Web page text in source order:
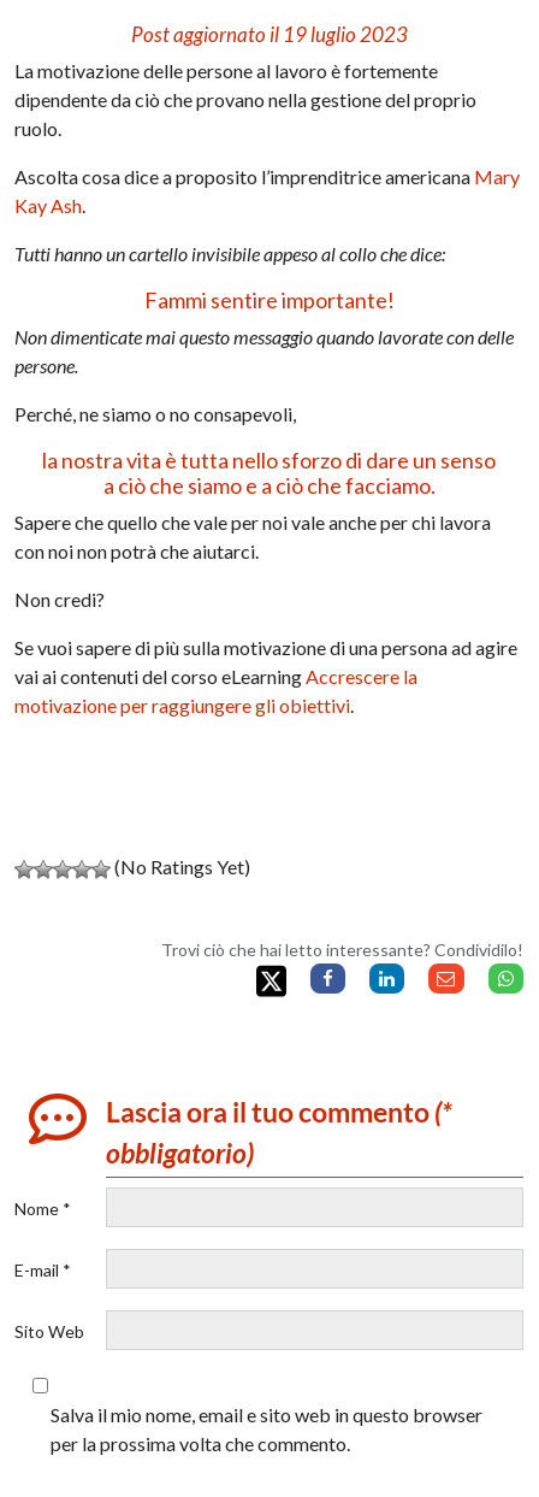
Post aggiornato il 19 luglio 2023
La motivazione delle persone al lavoro è fortemente
dipendente da ciò che provano nella gestione del proprio
ruolo.
Ascolta cosa dice a proposito l’imprenditrice americana Mary
Kay Ash.
Tutti hanno un cartello invisibile appeso al collo che dice:
Fammi sentire importante!
Non dimenticate mai questo messaggio quando lavorate con delle
persone.
Perché, ne siamo o no consapevoli,
la nostra vita è tutta nello sforzo di dare un senso
a ciò che siamo e a ciò che facciamo.
Sapere che quello che vale per noi vale anche per chi lavora
con noi non potrà che aiutarci.
Non credi?
Se vuoi sapere di più sulla motivazione di una persona ad agire
vai ai contenuti del corso eLearningAccrescere la
motivazione per raggiungere gli obiettivi.
(No Ratings Yet)
Trovi ciò che hai letto interessante? Condividilo!
Lascia ora il tuo commento(*
obbligatorio)
Nome *
E-mail *
Sito Web
Salva il mio nome, email e sito web in questo browser
per la prossima volta che commento.